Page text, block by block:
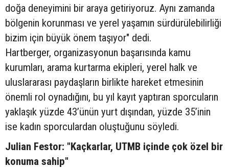
doğa deneyimini bir araya getiriyoruz. Aynı zamanda
bölgenin korunması ve yerel yaşamın sürdürülebilirliği
bizim için büyük önem taşıyor" dedi.
Hartberger, organizasyonun başarısında kamu
kurumları, arama kurtarma ekipleri, yerel halk ve
uluslararası paydaşların birlikte hareket etmesinin
önemli rol oynadığını, bu yıl kayıt yaptıran sporcuların
yaklaşık yüzde 43’ünün yurt dışından, yüzde 35’inin
ise kadın sporculardan oluştuğunu söyledi.
Julian Festor: "Kaçkarlar, UTMB içinde çok özel bir
konuma sahip"